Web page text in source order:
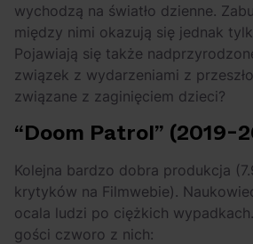
wychodzą na światło dzienne.
między nimi okazują się jednak
Pojawiają się także
związek z wydarzeniami z
związane z zaginięciem dzieci?
“Doom Patrol” (2019-
Kolejna bardzo dobra produkcja
krytyków na Filmwebie).
ocala ludzi po ciężkich
gości czworo z nich: